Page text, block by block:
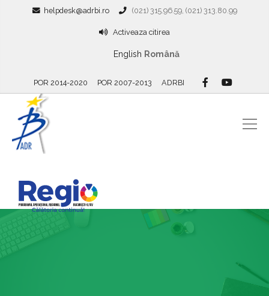
helpdesk@adrbi.ro (021) 315.96.59, (021) 313.80.99
Activeaza citirea
English Română
POR 2014-2020 POR 2007-2013 ADRBI